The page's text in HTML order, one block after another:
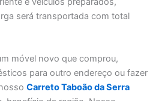
será transportada com total
móvel novo que comprou,
para outro endereço ou fazer
Carreto Taboão da Serra